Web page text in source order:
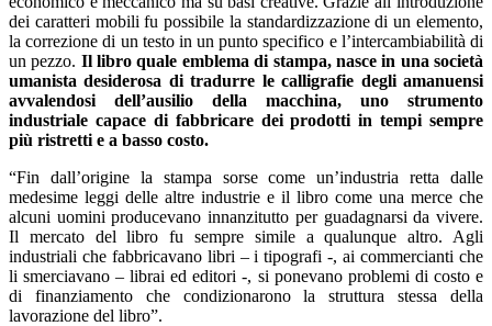
dei caratteri mobili fu possibile la standardizzazione di un elemento,
la correzione di un testo in un punto specifico e l’intercambiabilità di
un pezzo. Il libro quale emblema di stampa, nasce in una società
umanista desiderosa di tradurre le calligrafie degli amanuensi
avvalendosi dell’ausilio della macchina, uno strumento
industriale capace di fabbricare dei prodotti in tempi sempre
più ristretti e a basso costo.
“Fin dall’origine la stampa sorse come un’industria retta dalle
medesime leggi delle altre industrie e il libro come una merce che
alcuni uomini producevano innanzitutto per guadagnarsi da vivere.
Il mercato del libro fu sempre simile a qualunque altro. Agli
industriali che fabbricavano libri – i tipografi -, ai commercianti che
li smerciavano – librai ed editori -, si ponevano problemi di costo e
di finanziamento che condizionarono la struttura stessa della
lavorazione del libro”.